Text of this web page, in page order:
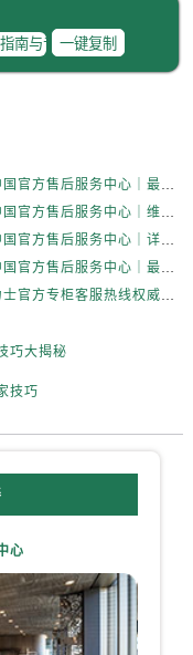
内蒙古自治区乌兰察布市集宁区恩和大街劳力士售后服务中心（需提前预约）
山西省晋城市城区黄华街劳力士售后服务中心（需提前预约）
山西省吕梁市离石区永宁中路与建设街交叉口劳力士售后服务中心（需提前预约）
山西省太原市迎泽区迎泽街道解放路15号亨得利名表维修授权店3楼劳力士售后服务中心（需提前预约）
一键复制
劳力士中国官方售后服务中心｜最新热线和详细网点地址权威信息通告（2026年7月最新）
劳力士中国官方售后服务中心｜维修地址与售后服务电话权威信息通告（2026年7月最新）
劳力士中国官方售后服务中心｜详细地址与官方服务热线权威信息通知（2026年7月最新）
劳力士中国官方售后服务中心｜最新官方地址和全部热线权威信息通告（2026年7月最新）
杭州劳力士官方专柜客服热线权威信息公告（2026年7月最新）
巧大揭秘
技巧
心